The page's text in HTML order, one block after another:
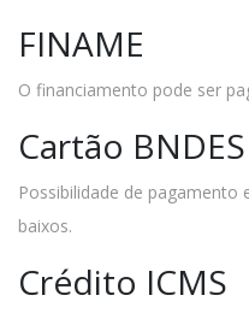
FINAME
O financiamento pode ser
Cartão BNDES
Possibilidade de
baixos.
Crédito ICMS